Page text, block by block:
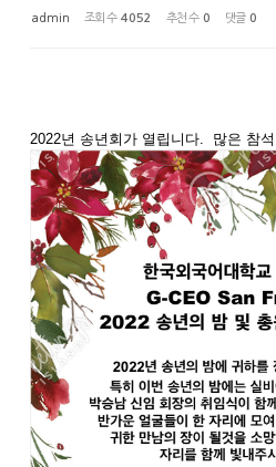
admin 조회 수 4052 추천 수 0 댓글 0
2022년 송년회가 열립니다. 많은 참